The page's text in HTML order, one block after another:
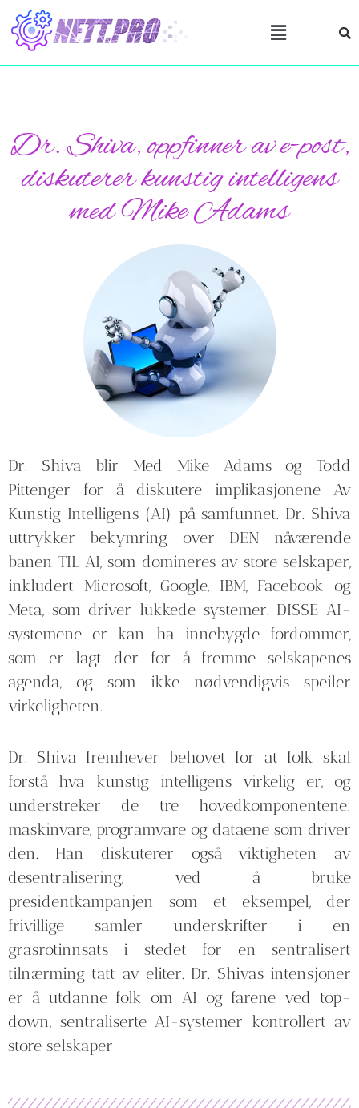
Dr. Shiva, oppfinner av e-post,
diskuterer kunstig intelligens
med Mike Adams
Dr. Shiva blir Med Mike Adams og Todd
Pittenger for å diskutere implikasjonene Av
Kunstig Intelligens (AI) på samfunnet. Dr. Shiva
uttrykker bekymring over DEN nåværende
banen TIL AI, som domineres av store selskaper,
inkludert Microsoft, Google, IBM, Facebook og
Meta, som driver lukkede systemer. DISSE AI-
systemene er kan ha innebygde fordommer,
som er lagt der for å fremme selskapenes
agenda, og som ikke nødvendigvis speiler
virkeligheten.
Dr. Shiva fremhever behovet for at folk skal
forstå hva kunstig intelligens virkelig er, og
understreker de tre hovedkomponentene:
maskinvare, programvare og dataene som driver
den. Han diskuterer også viktigheten av
desentralisering, ved å bruke
presidentkampanjen som et eksempel, der
frivillige samler underskrifter i en
grasrotinnsats i stedet for en sentralisert
tilnærming tatt av eliter. Dr. Shivas intensjoner
er å utdanne folk om AI og farene ved top-
down, sentraliserte AI-systemer kontrollert av
store selskaper